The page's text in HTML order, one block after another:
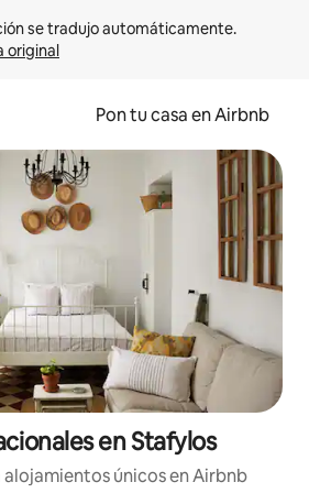
original
Pon tu casa en Airbnb
en Stafylos
alojamientos únicos en Airbnb